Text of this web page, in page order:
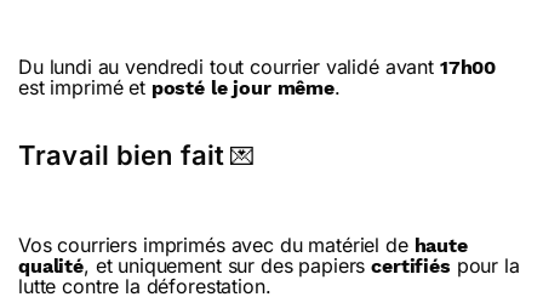
Du lundi au vendredi tout courrier validé avant 17h00
est imprimé et posté le jour même.
Travail bien fait 💌
Vos courriers imprimés avec du matériel de haute
qualité, et uniquement sur des papierscertifiés pour la
lutte contre la déforestation.